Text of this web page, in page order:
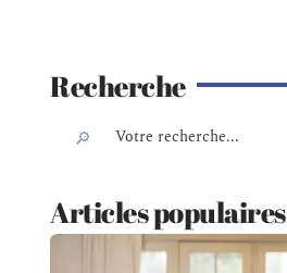
Recherche
Articles populaires